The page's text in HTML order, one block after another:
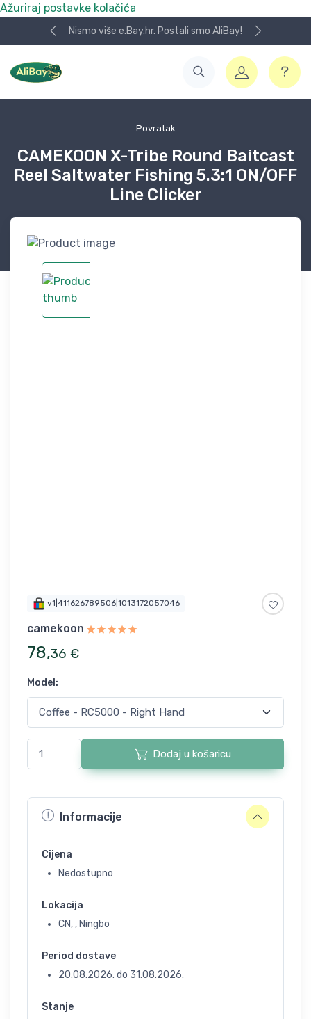
Ažuriraj postavke kolačića
Nismo više e.Bay.hr. Postali smo AliBay!
Povratak
CAMEKOON X-Tribe Round Baitcast
Reel Saltwater Fishing 5.3:1 ON/OFF
Line Clicker
v1|411626789506|1013172057046
camekoon
78,36 €
Model :
Dodaj u košaricu
Informacije
Cijena
Nedostupno
Lokacija
CN, , Ningbo
Period dostave
20.08.2026. do 31.08.2026.
Stanje